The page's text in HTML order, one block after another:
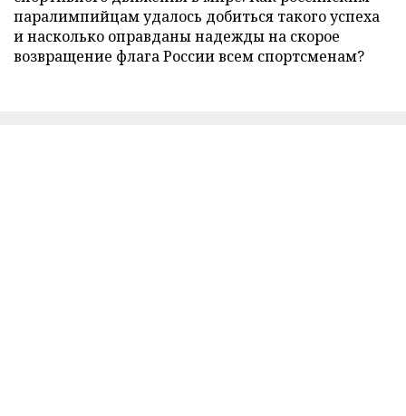
паралимпийцам удалось добиться такого успеха
и насколько оправданы надежды на скорое
возвращение флага России всем спортсменам?